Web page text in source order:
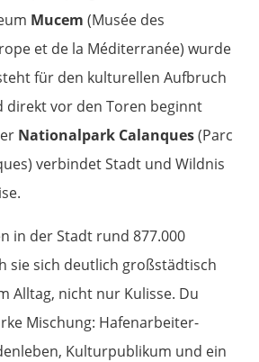
Mucem (Musée des
et de la Méditerranée) wurde
für den kulturellen Aufbruch
direkt vor den Toren beginnt
Nationalpark Calanques(Parc
verbindet Stadt und Wildnis
in der Stadt rund 877.000
sie sich deutlich großstädtisch
Alltag, nicht nur Kulisse. Du
Mischung: Hafenarbeiter-
Kulturpublikum und ein